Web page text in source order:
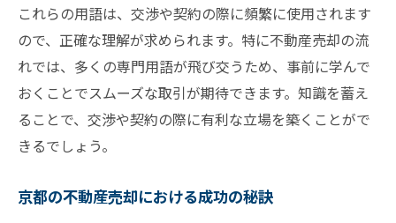
不動産売却スムーズに進めるための法的理解の
重要性
法的理解が不動産売却成功に繋がる理由
売却契約書の重要項目と確認方法
法的トラブルを避けるための注意点
法的アドバイザーの活用とそのタイミング
これらの用語は、交渉や契約の際に頻繁に使用されます
ので、正確な理解が求められます。特に不動産売却の流
れでは、多くの専門用語が飛び交うため、事前に学んで
おくことでスムーズな取引が期待できます。知識を蓄え
ることで、交渉や契約の際に有利な立場を築くことがで
きるでしょう。
京都の不動産売却における成功の秘訣